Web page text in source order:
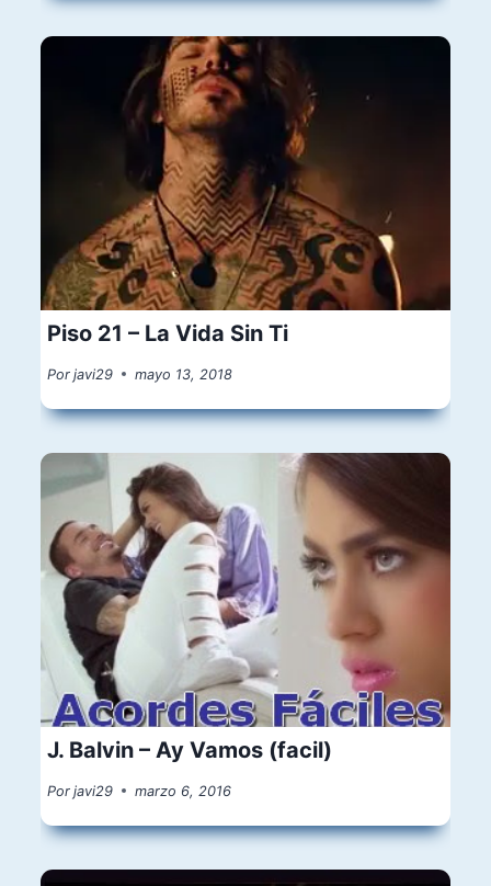
Piso 21 – La Vida Sin Ti
Por javi29 mayo 13, 2018
J. Balvin – Ay Vamos (facil)
Por javi29 marzo 6, 2016